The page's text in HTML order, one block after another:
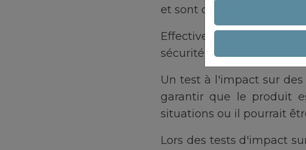
et sont certifiés.
Effectivement, nous
sécurité de nos produits
Un test à l'impact sur
garantir que le produit
situations ou il pourrait
Lors des tests d'impact